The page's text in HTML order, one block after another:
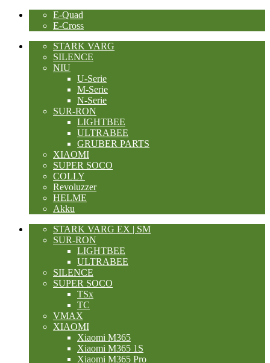
E-Quad
E-Cross
STARK VARG
SILENCE
NIU
U-Serie
M-Serie
N-Serie
SUR-RON
LIGHTBEE
ULTRABEE
GRUBER PARTS
XIAOMI
SUPER SOCO
COLLY
Revoluzzer
HELME
Akku
STARK VARG EX | SM
SUR-RON
LIGHTBEE
ULTRABEE
SILENCE
SUPER SOCO
TSx
TC
VMAX
XIAOMI
Xiaomi M365
Xiaomi M365 1S
Xiaomi M365 Pro